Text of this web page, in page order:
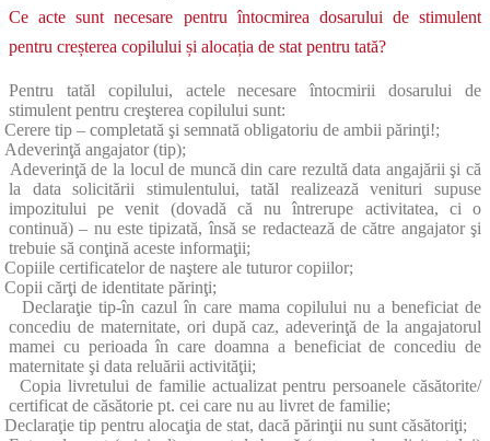
Ce acte sunt necesare pentru întocmirea dosarului de stimulent
pentru creșterea copilului și alocația de stat pentru tată?
Pentru tatăl copilului, actele necesare întocmirii dosarului de
stimulent pentru creşterea copilului sunt:
Cerere tip – completată şi semnată obligatoriu de ambii părinţi!;
Adeverinţă angajator (tip);
Adeverinţă de la locul de muncă din care rezultă data angajării şi că
la data solicitării stimulentului, tatăl realizează venituri supuse
impozitului pe venit (dovadă că nu întrerupe activitatea, ci o
continuă) – nu este tipizată, însă se redactează de către angajator şi
trebuie să conţină aceste informaţii;
Copiile certificatelor de naştere ale tuturor copiilor;
Copii cărţi de identitate părinţi;
Declaraţie tip-în cazul în care mama copilului nu a beneficiat de
concediu de maternitate, ori după caz, adeverinţă de la angajatorul
mamei cu perioada în care doamna a beneficiat de concediu de
maternitate şi data reluării activităţii;
Copia livretului de familie actualizat pentru persoanele căsătorite/
certificat de căsătorie pt. cei care nu au livret de familie;
Declaraţie tip pentru alocaţia de stat, dacă părinţii nu sunt căsătoriţi;